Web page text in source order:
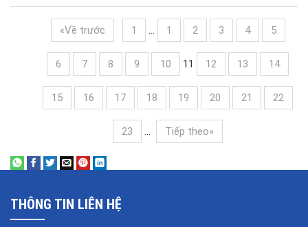
«Về trước 1 ... 1 2 3 4 5
6 7 8 9 10 11 12 13 14
15 16 17 18 19 20 21 22
23 ... Tiếp theo»
THÔNG TIN LIÊN HỆ